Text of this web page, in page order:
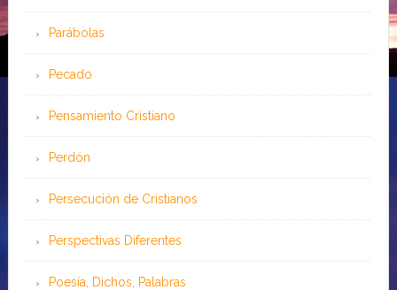
Parábolas
Pecado
Pensamiento Cristiano
Perdón
Persecución de Cristianos
Perspectivas Diferentes
Poesía, Dichos, Palabras